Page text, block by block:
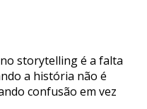
storytelling é a falta
a história não é
confusão em vez